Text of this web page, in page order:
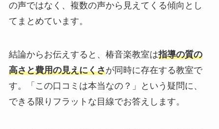
の声ではなく、複数の声から見えてくる傾向とし
てまとめています。
結論からお伝えすると、椿音楽教室は指導の質の
高さと費用の見えにくさが同時に存在する教室で
す。「この口コミは本当なの？」という疑問に、
できる限りフラットな目線でお答えします。